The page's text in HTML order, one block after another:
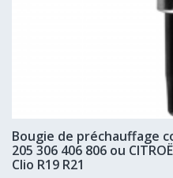
Bougie de préchauffage
205 306 406 806 ou
Clio R19 R21